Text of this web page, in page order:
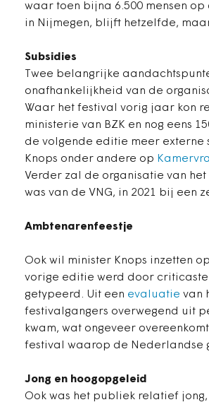
waar toen bijna 6.500 mensen
in Nijmegen, blijft hetzelfde,
Subsidies
Twee belangrijke
onafhankelijkheid van de
Waar het festival vorig jaar kon
ministerie van BZK en nog eens
de volgende editie meer externe
Knops onder andere op
Verder zal de organisatie van
was van de VNG, in 2021 bij een
Ambtenarenfeestje
Ook wil minister Knops inzetten
vorige editie werd door
getypeerd. Uit een evaluatie van
festivalgangers overwegend uit
kwam, wat ongeveer
festival waarop de Nederlandse
Jong en hoogopgeleid
Ook was het publiek relatief